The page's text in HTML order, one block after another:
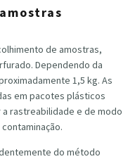
de amostras,
Dependendo da
1,5 kg. As
em pacotes plásticos
rastreabilidade e de modo
do método